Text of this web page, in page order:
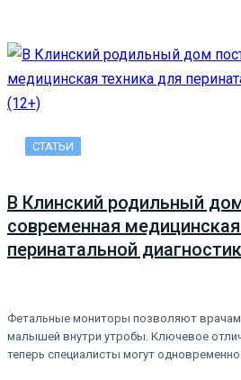
СТАТЬИ
В Клинский родильный
современная
перинатальной
Фетальные мониторы позволяют врачам
малышей внутри утробы. Ключевое
теперь специалисты могут